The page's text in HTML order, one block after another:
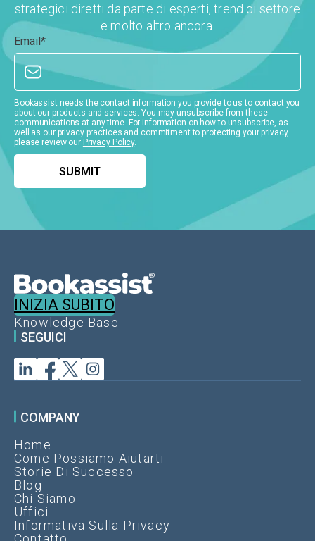
strategici diretti da parte di esperti, trend di settore
e molto altro ancora.
Email*
Bookassist needs the contact information you provide to us to contact you
about our products and services. You may unsubscribe from these
communications at any time. For information on how to unsubscribe, as
well as our privacy practices and commitment to protecting your privacy,
please review our Privacy Policy.
COMPANY
Home
Come Possiamo Aiutarti
Storie Di Successo
Blog
Chi Siamo
Uffici
Informativa Sulla Privacy
INIZIA SUBITO
Knowledge Base
SEGUICI